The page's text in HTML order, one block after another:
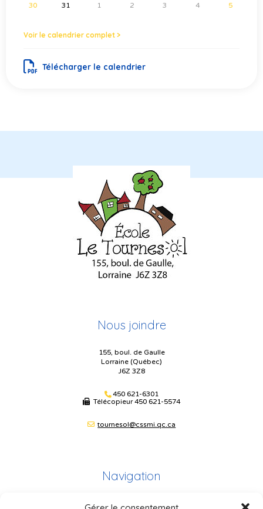
30 31 1 2 3 4 5
Voir le calendrier complet >
Télécharger le calendrier
Nous joindre
155, boul. de Gaulle
Lorraine (Québec)
J6Z 3Z8
450 621-6301
Télécopieur450 621-5574
tournesol@cssmi.qc.ca
Navigation
Plan du site